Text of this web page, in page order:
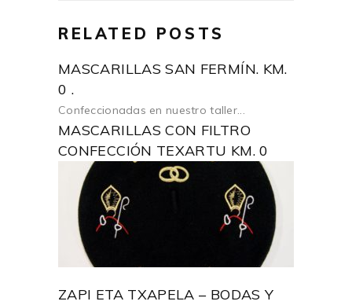
RELATED POSTS
MASCARILLAS SAN FERMÍN. KM.
0 .
Confeccionadas en nuestro taller...
MASCARILLAS CON FILTRO
CONFECCIÓN TEXARTU KM. 0
ZAPI ETA TXAPELA – BODAS Y